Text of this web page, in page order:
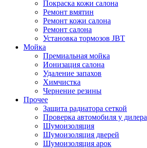
Покраска кожи салона
Ремонт вмятин
Ремонт кожи салона
Ремонт салона
Установка тормозов JBT
Мойка
Премиальная мойка
Ионизация салона
Удаление запахов
Химчистка
Чернение резины
Прочее
Защита радиатора сеткой
Проверка автомобиля у дилера
Шумоизоляция
Шумоизоляция дверей
Шумоизоляция арок